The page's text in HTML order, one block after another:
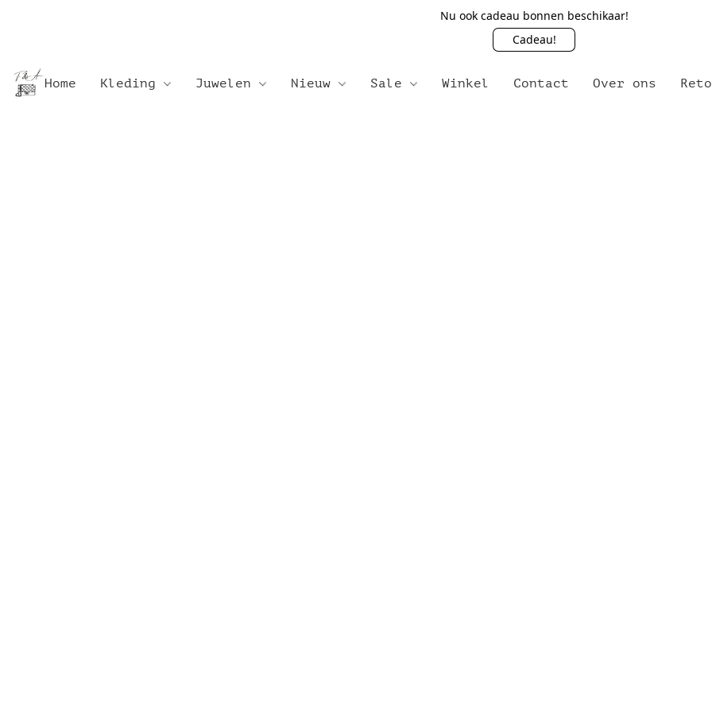
Nu ook cadeau bonnen beschikaar!
Cadeau!
Home Kleding Juwelen Nieuw Sale Winkel Contact Over ons